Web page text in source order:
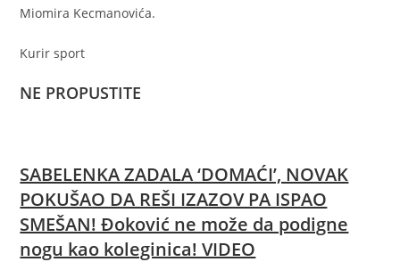
Miomira Kecmanovića.
Kurir sport
NE PROPUSTITE
SABELENKA ZADALA ‘DOMAĆI’, NOVAK
POKUŠAO DA REŠI IZAZOV PA ISPAO
SMEŠAN! Đoković ne može da podigne
nogu kao koleginica! VIDEO